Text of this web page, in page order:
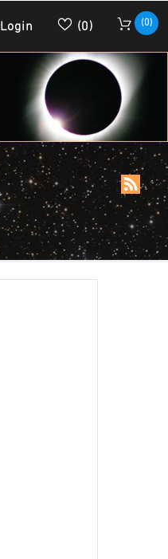
Login (0) (0)